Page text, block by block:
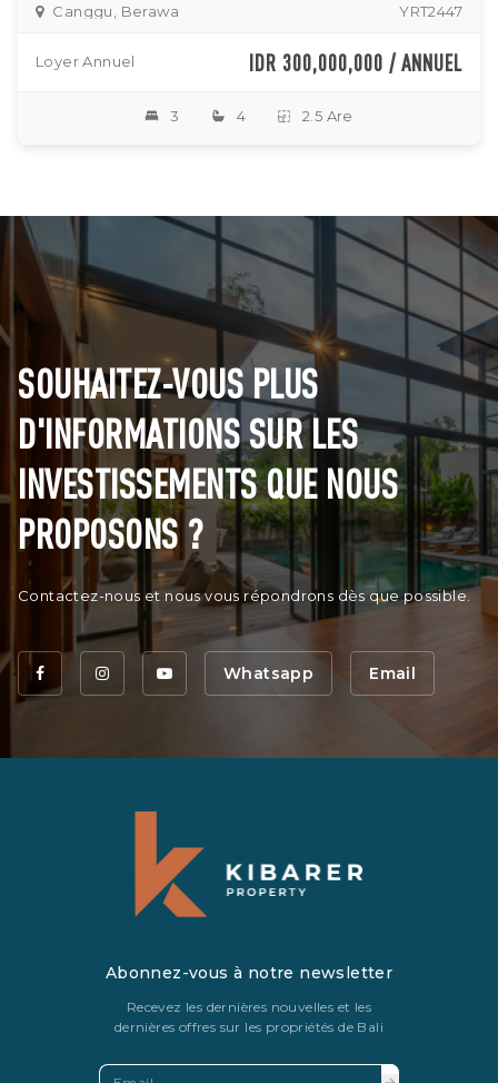
Canggu, Berawa YRT2447
Loyer Annuel IDR 300,000,000 / ANNUEL
3 4 2.5 Are
SOUHAITEZ-VOUS PLUS
D'INFORMATIONS SUR LES
INVESTISSEMENTS QUE NOUS
PROPOSONS ?
Contactez-nous et nous vous répondrons dès que possible.
Whatsapp Email
Abonnez-vous à notre newsletter
Recevez les dernières nouvelles et les
dernières offres sur les propriétés de Bali